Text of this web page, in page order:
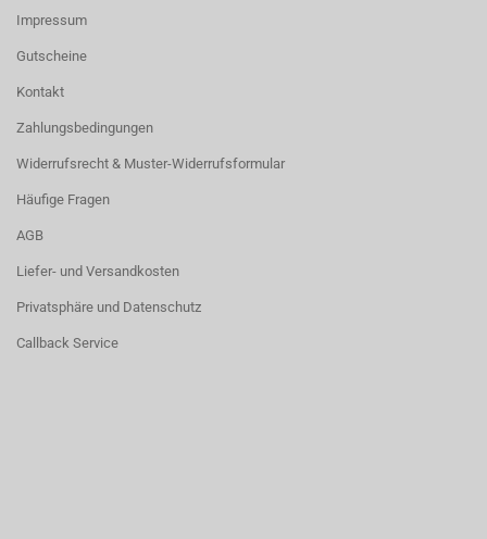
Impressum
Gutscheine
Kontakt
Zahlungsbedingungen
Widerrufsrecht & Muster-Widerrufsformular
Häufige Fragen
AGB
Liefer- und Versandkosten
Privatsphäre und Datenschutz
Callback Service